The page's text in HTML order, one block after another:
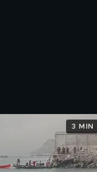
3 MIN